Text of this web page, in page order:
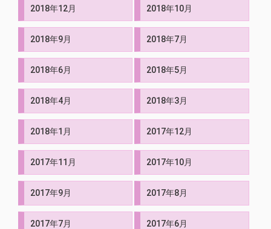
2018年12月 2018年10月
2018年9月 2018年7月
2018年6月 2018年5月
2018年4月 2018年3月
2018年1月 2017年12月
2017年11月 2017年10月
2017年9月 2017年8月
2017年7月 2017年6月